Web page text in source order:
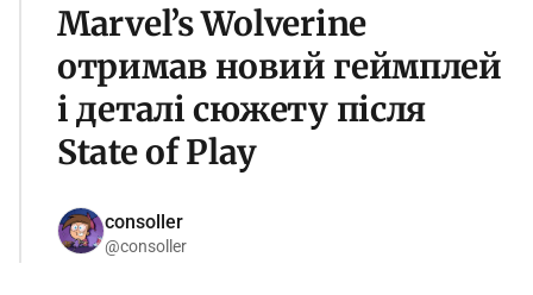
Marvel’s Wolverine
отримав новий геймплей
і деталі сюжету після
State of Play
consoller
@consoller